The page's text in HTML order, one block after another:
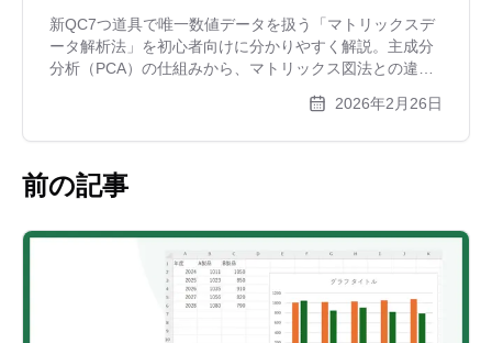
新QC7つ道具で唯一数値データを扱う「マトリックスデ
ータ解析法」を初心者向けに分かりやすく解説。主成分
分析（PCA）の仕組みから、マトリックス図法との違
い、6つの作成ステップ、スマホ比較の具体例、無料ツー
ルを使った散布図の作り方まで網羅しています。2026年2月26日
前の記事